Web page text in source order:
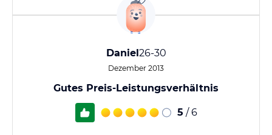
Daniel26-30
Dezember 2013
Gutes Preis-Leistungsverhältnis
5 / 6